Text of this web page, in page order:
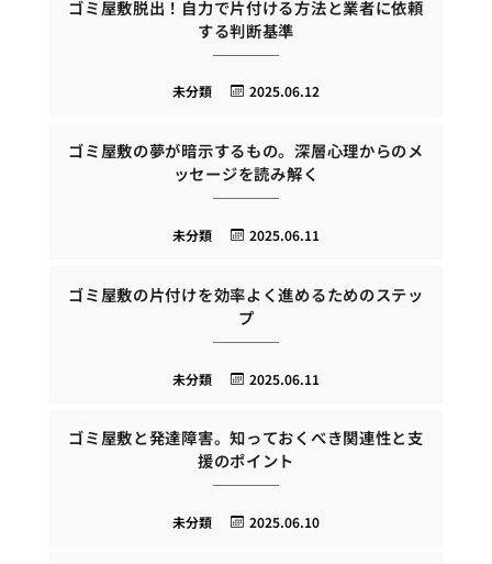
ゴミ屋敷脱出！自力で片付ける方法と業者に依頼
する判断基準
2025.06.12
未分類
ゴミ屋敷の夢が暗示するもの。深層心理からのメ
ッセージを読み解く
2025.06.11
未分類
ゴミ屋敷の片付けを効率よく進めるためのステッ
プ
2025.06.11
未分類
ゴミ屋敷と発達障害。知っておくべき関連性と支
援のポイント
2025.06.10
未分類